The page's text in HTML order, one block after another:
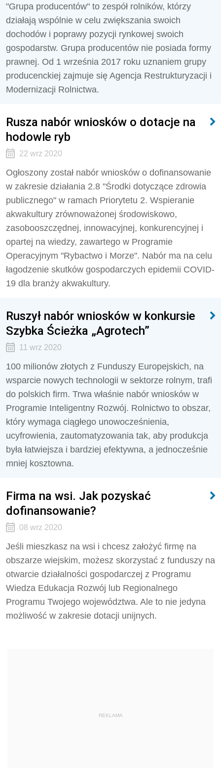
"Grupa producentów" to zespół rolników, którzy
działają wspólnie w celu zwiększania swoich
dochodów i poprawy pozycji rynkowej swoich
gospodarstw. Grupa producentów nie posiada formy
prawnej. Od 1 września 2017 roku uznaniem grupy
producenckiej zajmuje się Agencja Restrukturyzacji i
Modernizacji Rolnictwa.
Rusza nabór wniosków o dotacje na
hodowle ryb
22 wrz 2020
Ogłoszony został nabór wniosków o dofinansowanie
w zakresie działania 2.8 "Środki dotyczące zdrowia
publicznego" w ramach Priorytetu 2. Wspieranie
akwakultury zrównoważonej środowiskowo,
zasobooszczędnej, innowacyjnej, konkurencyjnej i
opartej na wiedzy, zawartego w Programie
Operacyjnym "Rybactwo i Morze". Nabór ma na celu
łagodzenie skutków gospodarczych epidemii COVID-
19 dla branży akwakultury.
Ruszył nabór wniosków w konkursie
Szybka Ścieżka „Agrotech”
11 wrz 2020
100 milionów złotych z Funduszy Europejskich, na
wsparcie nowych technologii w sektorze rolnym, trafi
do polskich firm. Trwa właśnie nabór wniosków w
Programie Inteligentny Rozwój. Rolnictwo to obszar,
który wymaga ciągłego unowocześnienia,
ucyfrowienia, zautomatyzowania tak, aby produkcja
była łatwiejsza i bardziej efektywna, a jednocześnie
mniej kosztowna.
Firma na wsi. Jak pozyskać
dofinansowanie?
08 wrz 2020
Jeśli mieszkasz na wsi i chcesz założyć firmę na
obszarze wiejskim, możesz skorzystać z funduszy na
otwarcie działalności gospodarczej z Programu
Wiedza Edukacja Rozwój lub Regionalnego
Programu Twojego województwa. Ale to nie jedyna
możliwość w zakresie dotacji unijnych.
REKLAMA